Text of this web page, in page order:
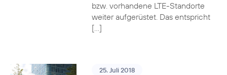
bzw. vorhandene LTE-Standorte
weiter aufgerüstet. Das entspricht
[…]
25. Juli 2018